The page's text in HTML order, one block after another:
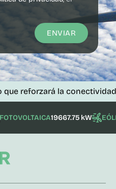
ENVIAR
la conectividad de las
FOTOVOLTAICA19667.75 kW